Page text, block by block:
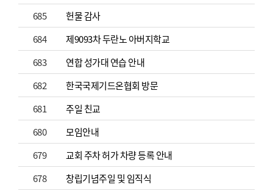
685
헌물 감사
684
제9093차 두란노 아버지학교
683
연합 성가대 연습 안내
682
한국국제기드온협회 방문
681
주일 친교
680
모임안내
679
교회 주차 허가 차량 등록 안내
678
창립기념주일 및 임직식